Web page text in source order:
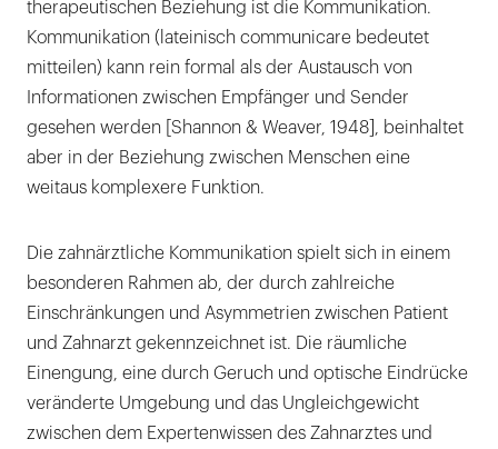
therapeutischen Beziehung ist die Kommunikation.
Kommunikation (lateinisch communicare bedeutet
mitteilen) kann rein formal als der Austausch von
Informationen zwischen Empfänger und Sender
gesehen werden [Shannon & Weaver, 1948], beinhaltet
aber in der Beziehung zwischen Menschen eine
weitaus komplexere Funktion.
Die zahnärztliche Kommunikation spielt sich in einem
besonderen Rahmen ab, der durch zahlreiche
Einschränkungen und Asymmetrien zwischen Patient
und Zahnarzt gekennzeichnet ist. Die räumliche
Einengung, eine durch Geruch und optische Eindrücke
veränderte Umgebung und das Ungleichgewicht
zwischen dem Expertenwissen des Zahnarztes und